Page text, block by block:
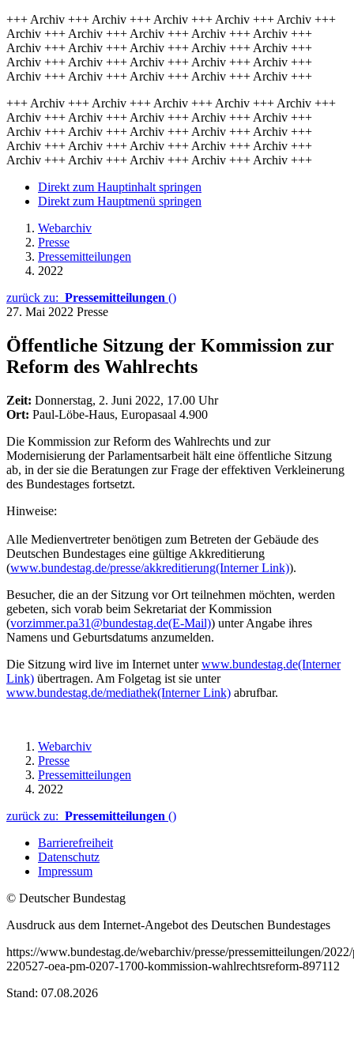
+++ Archiv +++ Archiv +++ Archiv +++ Archiv +++ Archiv +++
Archiv +++ Archiv +++ Archiv +++ Archiv +++ Archiv +++
Archiv +++ Archiv +++ Archiv +++ Archiv +++ Archiv +++
Archiv +++ Archiv +++ Archiv +++ Archiv +++ Archiv +++
Archiv +++ Archiv +++ Archiv +++ Archiv +++ Archiv +++
+++ Archiv +++ Archiv +++ Archiv +++ Archiv +++ Archiv +++
Archiv +++ Archiv +++ Archiv +++ Archiv +++ Archiv +++
Archiv +++ Archiv +++ Archiv +++ Archiv +++ Archiv +++
Archiv +++ Archiv +++ Archiv +++ Archiv +++ Archiv +++
Archiv +++ Archiv +++ Archiv +++ Archiv +++ Archiv +++
Direkt zum Hauptinhalt springen
Direkt zum Hauptmenü springen
Webarchiv
Presse
Pressemitteilungen
2022
zurück zu: Pressemitteilungen ()
27. Mai 2022 Presse
Öffentliche Sitzung der Kommission zur
Reform des Wahlrechts
Zeit: Donnerstag, 2. Juni 2022, 17.00 Uhr
Ort: Paul-Löbe-Haus, Europasaal 4.900
Die Kommission zur Reform des Wahlrechts und zur
Modernisierung der Parlamentsarbeit hält eine öffentliche Sitzung
ab, in der sie die Beratungen zur Frage der effektiven Verkleinerung
des Bundestages fortsetzt.
Hinweise:
Alle Medienvertreter benötigen zum Betreten der Gebäude des
Deutschen Bundestages eine gültige Akkreditierung
(www.bundestag.de/presse/akkreditierung(Interner Link)).
Besucher, die an der Sitzung vor Ort teilnehmen möchten, werden
gebeten, sich vorab beim Sekretariat der Kommission
(vorzimmer.pa31@bundestag.de(E-Mail)) unter Angabe ihres
Namens und Geburtsdatums anzumelden.
Die Sitzung wird live im Internet unterwww.bundestag.de(Interner
Link) übertragen. Am Folgetag ist sie unter
www.bundestag.de/mediathek(Interner Link) abrufbar.
Webarchiv
Presse
Pressemitteilungen
2022
zurück zu: Pressemitteilungen ()
Barrierefreiheit
Datenschutz
Impressum
© Deutscher Bundestag
Ausdruck aus dem Internet-Angebot des Deutschen Bundestages
https://www.bundestag.de/webarchiv/presse/pressemitteilungen/
220527-oea-pm-0207-1700-kommission-wahlrechtsreform-897112
Stand: 07.08.2026